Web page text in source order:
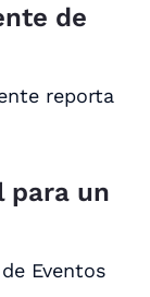
de
reporta
para un
Eventos